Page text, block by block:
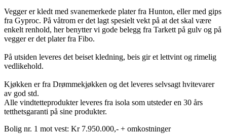
Vegger er kledt med svanemerkede plater fra Hunton, eller med gips
fra Gyproc. På våtrom er det lagt spesielt vekt på at det skal være
enkelt renhold, her benytter vi gode belegg fra Tarkett på gulv og på
vegger er det plater fra Fibo.
På utsiden leveres det beiset kledning, beis gir et lettvint og rimelig
vedlikehold.
Kjøkken er fra Drømmekjøkken og det leveres selvsagt hvitevarer
av god std.
Alle vindtetteprodukter leveres fra isola som utsteder en 30 års
tetthetsgaranti på sine produkter.
Bolig nr. 1 mot vest: Kr 7.950.000,- + omkostninger